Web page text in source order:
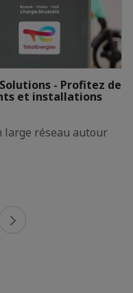
- Profitez de
et installations
large réseau autour